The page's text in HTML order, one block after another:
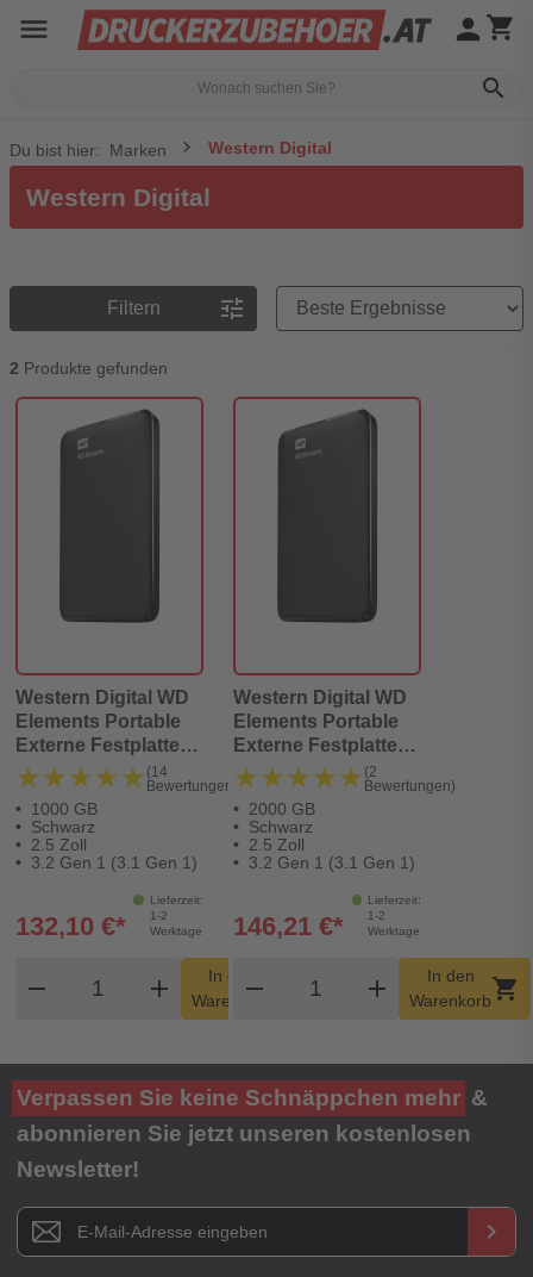
menu
search
person shopping_cart
Du bist hier: Marken Western Digital
Western Digital
Filtern tune
Preisreihenfolge
2 Produkte gefunden
Western Digital WD
Elements Portable
Externe Festplatte
1TB schwarz
★★★★★
★★★★★ (14
Bewertungen)
1000 GB
Schwarz
2.5 Zoll
3.2 Gen 1 (3.1 Gen 1)
Lieferzeit:
1-2
Werktage
132,10 €*
remove
Produkt Warenkorb Menge
add
In den
Warenkorb
Western Digital WD
Elements Portable
Externe Festplatte
2TB Schwarz
★★★★★
★★★★★ (2
Bewertungen)
2000 GB
Schwarz
2.5 Zoll
3.2 Gen 1 (3.1 Gen 1)
Lieferzeit:
1-2
Werktage
146,21 €*
remove
Produkt Warenkorb
add
In den
Warenkorbshopping_cart
Verpassen Sie keine Schnäppchen mehr &
abonnieren Sie jetzt unseren kostenlosen
Newsletter!
Newsletter E-Mail Adresse keyboard_arrow_right